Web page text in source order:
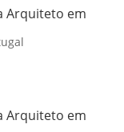
Arquiteto em
Arquiteto em